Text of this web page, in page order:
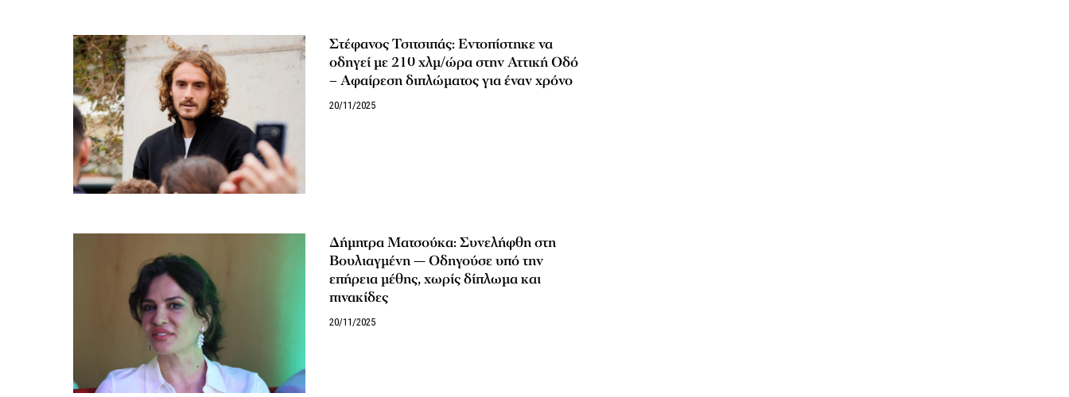
Στέφανος Τσιτσιπάς: Eντοπίστηκε να
οδηγεί με 210 χλμ/ώρα στην Αττική Οδό
– Αφαίρεση διπλώματος για έναν χρόνο
20/11/2025
Δήμητρα Ματσούκα: Συνελήφθη στη
Βουλιαγμένη — Οδηγούσε υπό την
επήρεια μέθης, χωρίς δίπλωμα και
πινακίδες
20/11/2025